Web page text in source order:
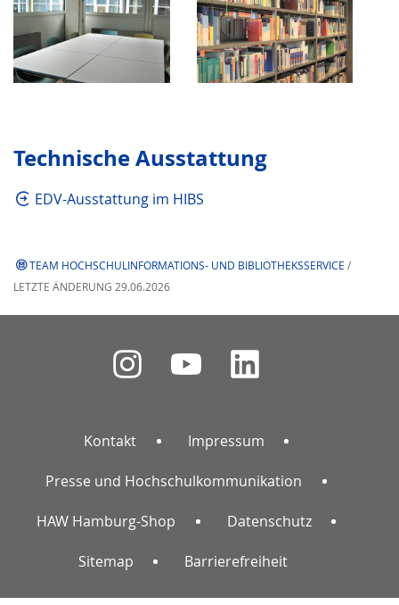
Technische Ausstattung
EDV-Ausstattung im HIBS
TEAM HOCHSCHULINFORMATIONS- UND BIBLIOTHEKSSERVICE /
LETZTE ÄNDERUNG 29.06.2026
Kontakt Impressum
Presse und Hochschulkommunikation
HAW Hamburg-Shop Datenschutz
Sitemap Barrierefreiheit